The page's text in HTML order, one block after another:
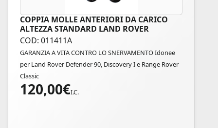
COPPIA MOLLE ANTERIORI DA CARICO
ALTEZZA STANDARD LAND ROVER
COD: 011411A
GARANZIA A VITA CONTRO LO SNERVAMENTO Idonee
per Land Rover Defender 90, Discovery I e Range Rover
Classic
120,00€I.C.